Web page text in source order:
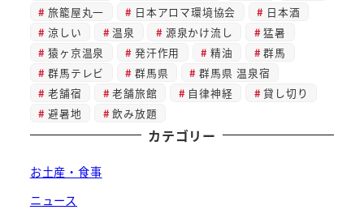
旅籠屋丸一
日本アロマ環境協会
日本酒
涼しい
温泉 源泉かけ流し
猛暑
猿ヶ京温泉
発汗作用 精油
群馬
群馬テレビ
群馬県
群馬県 温泉宿
老舗宿
老舗旅館 自律神経
貸し切り
避暑地
飲み放題
カテゴリー
お土産・食事
ニュース